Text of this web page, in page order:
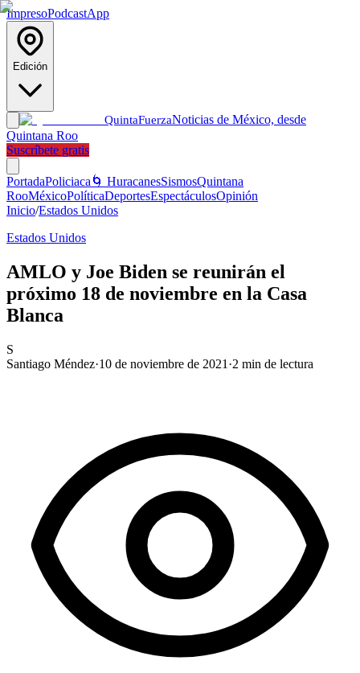
ImpresoPodcastApp
Edición
QuintaFuerzaNoticias de México, desde
Quintana Roo
Suscríbete gratis
PortadaPoliciaca 🌀 HuracanesSismosQuintana
RooMéxicoPolíticaDeportesEspectáculosOpinión
Inicio/Estados Unidos
Estados Unidos
AMLO y Joe Biden se reunirán el
próximo 18 de noviembre en la Casa
Blanca
S
Santiago Méndez·10 de noviembre de 2021 ·2 min de lectura